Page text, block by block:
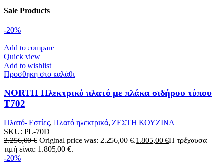
Sale Products
-20%
Add to compare
Quick view
Add to wishlist
Προσθήκη στο καλάθι
NORTH Ηλεκτρικό πλατό με πλάκα σιδήρου τύπου
T702
Πλατό- Εστίες, Πλατό ηλεκτρικά, ΖΕΣΤΗ ΚΟΥΖΙΝΑ
SKU: PL-70D
2.256,00€ Original price was: 2.256,00 €.1.805,00 €Η τρέχουσα
τιμή είναι: 1.805,00 €.
-20%